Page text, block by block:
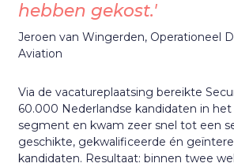
hebben gekost.'
Jeroen van Wingerden, Operationeel
Aviation
Via de vacatureplaatsing bereikte
60.000 Nederlandse kandidaten in
segment en kwam zeer snel tot een
geschikte, gekwalificeerde én
kandidaten. Resultaat: binnen twee